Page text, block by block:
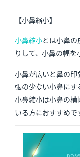
【小鼻縮小】
小鼻縮小とは小鼻の
りして、小鼻の幅を
小鼻が広いと鼻の印
張の少ない小鼻にす
小鼻縮小は小鼻の横
いる方におすすめで